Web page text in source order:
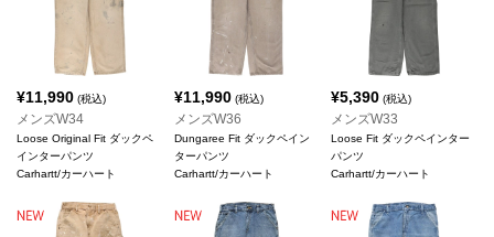
¥11,990 (税込)
メンズW34
Loose Original Fit ダックペ
インターパンツ
Carhartt/カーハート
¥11,990(税込)
メンズW36
Dungaree Fit ダックペイン
ターパンツ
Carhartt/カーハート
¥5,390 (税込)
メンズW33
Loose Fit ダックペインター
パンツ
Carhartt/カーハート